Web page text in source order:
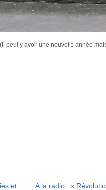
(Il peut y avoir une nouvelle année
et
A la radio : «